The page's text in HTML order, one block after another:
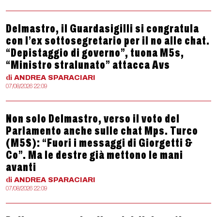
Delmastro, il Guardasigilli si congratula
con l’ex sottosegretario per il no alle chat.
“Depistaggio di governo”, tuona M5s,
“Ministro stralunato” attacca Avs
di ANDREA SPARACIARI
07/08/2026 22:09
Non solo Delmastro, verso il voto del
Parlamento anche sulle chat Mps. Turco
(M5S): “Fuori i messaggi di Giorgetti &
Co”. Ma le destre già mettono le mani
avanti
di ANDREA SPARACIARI
07/08/2026 22:09